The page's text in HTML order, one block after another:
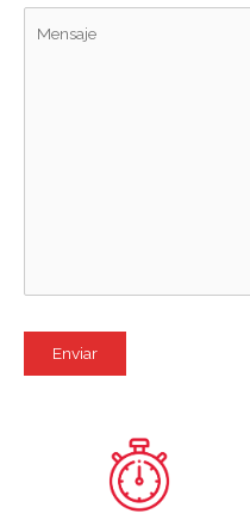
Por favor, deja este campo vacío.